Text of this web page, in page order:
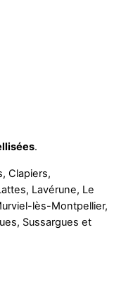
.
Clapiers,
Lavérune, Le
lès-Montpellier,
Sussargues et